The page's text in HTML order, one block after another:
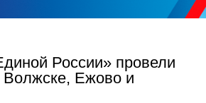
России» провели
Волжске, Ежово и